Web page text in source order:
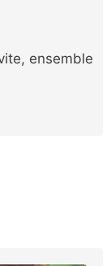
ensemble